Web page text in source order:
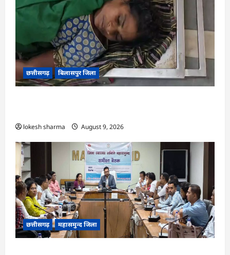
छत्तीसगढ़ बिलासपुर जिला
lokesh sharma August 9, 2026
छत्तीसगढ़ महासमुन्द जिला